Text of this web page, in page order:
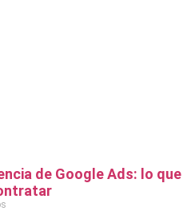
de Google Ads: lo que